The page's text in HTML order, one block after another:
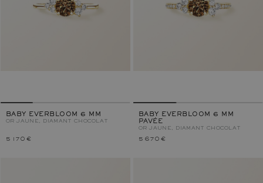
BABY EVERBLOOM 6 MM
OR JAUNE, DIAMANT CHOCOLAT
5 170 €
BABY EVERBLOOM 6 MM
PAVÉE
OR JAUNE, DIAMANT CHOCOLAT
5 670 €